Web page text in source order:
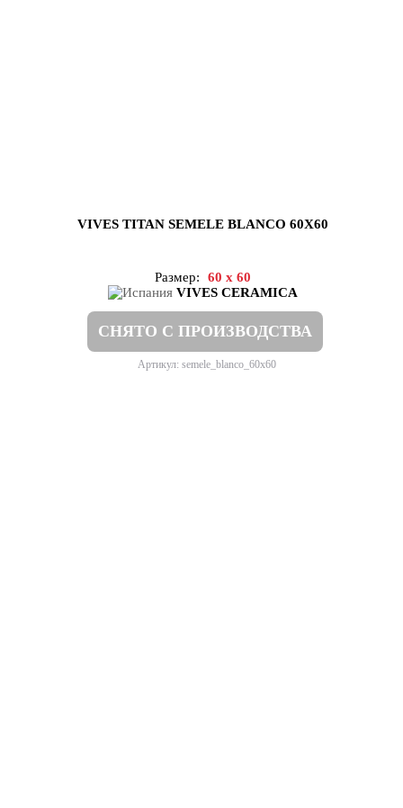
VIVES TITAN SEMELE BLANCO 60X60
Размер:
60 x 60
VIVES CERAMICA
СНЯТО С ПРОИЗВОДСТВА
Артикул: semele_blanco_60x60